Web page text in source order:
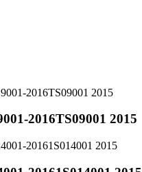
2016TS09001 2015